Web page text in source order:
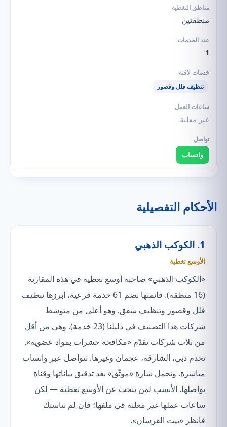
منطقتين
1
تنظيف فلل وقصور
غير معلنة
واتساب
الأحكام التفصيلية
1. الكوكب الذهبي
الأوسع تغطية
«الكوكب الذهبي» صاحبة أوسع تغطية في هذه المقارنة
(16 منطقة). قائمتها تضم 61 خدمة فرعية، أبرزها تنظيف
فلل وقصور وتنظيف شقق. وهو أعلى من متوسط
شركات هذا التصنيف في دليلنا (23 خدمة). وهي من أقل
من ثلاث شركات تقدّم «مكافحة حشرات بمواد عضوية».
تخدم دبي، الشارقة، عجمان وغيرها. تتواصل عبر واتساب
مباشرة. وتحمل شارة «موثّق» بعد تدقيق بياناتها وقناة
تواصلها. الأنسب لمن يبحث عن الأوسع تغطية — لكن
ساعات عملها غير معلنة في ملفها؛ فإن لم تناسبك
فانظر «بيت الفرسان».